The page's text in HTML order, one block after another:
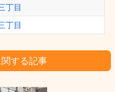
丁目
丁目
する記事